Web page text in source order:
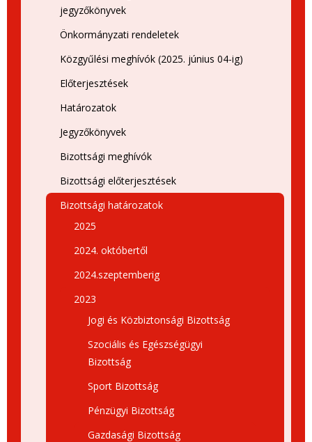
jegyzőkönyvek
Önkormányzati rendeletek
Közgyűlési meghívók (2025. június 04-ig)
Előterjesztések
Határozatok
Jegyzőkönyvek
Bizottsági meghívók
Bizottsági előterjesztések
Bizottsági határozatok
2025
2024. októbertől
2024.szeptemberig
2023
Jogi és Közbiztonsági Bizottság
Szociális és Egészségügyi
Bizottság
Sport Bizottság
Pénzügyi Bizottság
Gazdasági Bizottság